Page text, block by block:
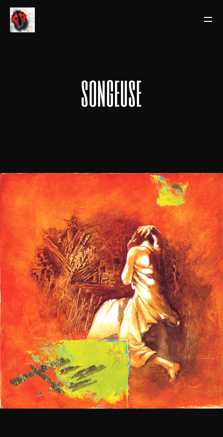
songeuse